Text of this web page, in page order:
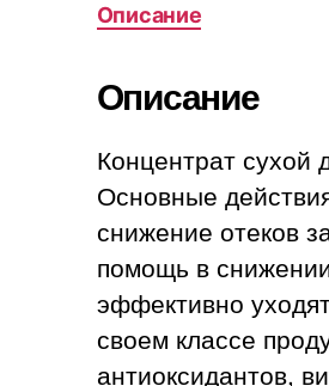
Описание
Описание
Концентрат сухой
Основные
снижение отеков
помощь в
эффективно
своем классе
антиоксидантов,